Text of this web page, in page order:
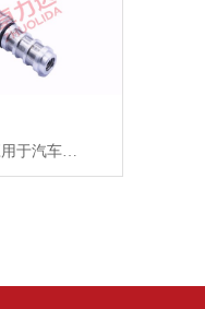
VTT滤网广泛应用于汽车可变正时系统上，在进气和排气上起到过滤杂质等作用。